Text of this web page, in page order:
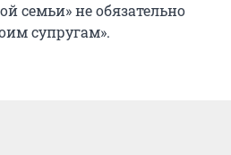
семьи» не обязательно
супругам».